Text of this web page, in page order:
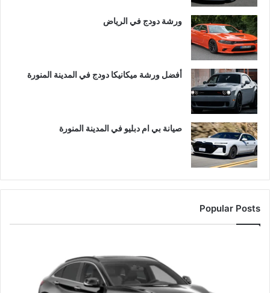
ورشة دودج في الرياض
أفضل ورشة ميكانيكا دودج في المدينة المنورة
صيانة بي ام دبليو في المدينة المنورة
Popular Posts